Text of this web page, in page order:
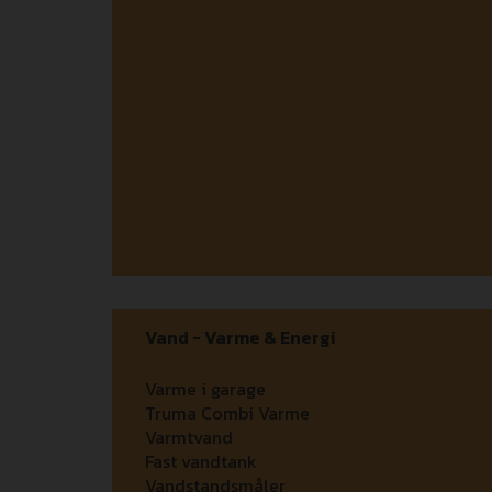
Vand - Varme & Energi
Varme i garage
Truma Combi Varme
Varmtvand
Fast vandtank
Vandstandsmåler